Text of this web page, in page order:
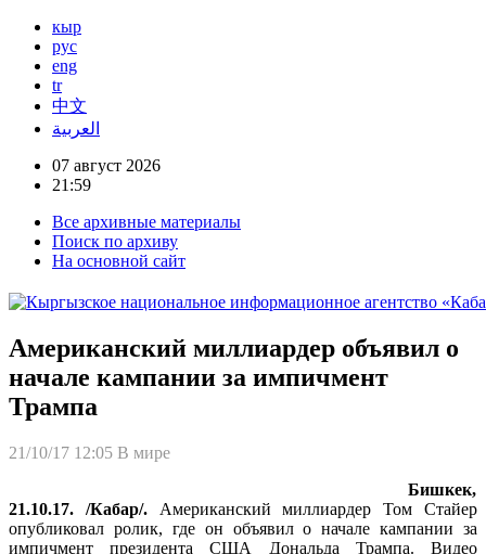
кыр
рус
eng
tr
中文
العربية
07 август 2026
21:59
Все архивные материалы
Поиск по архиву
На основной сайт
Американский миллиардер объявил о
начале кампании за импичмент
Трампа
21/10/17 12:05 В мире
Бишкек,
21.10.17. /Кабар/.Американский миллиардер Том Стайер
опубликовал ролик, где он объявил о начале кампании за
импичмент президента США Дональда Трампа. Видео